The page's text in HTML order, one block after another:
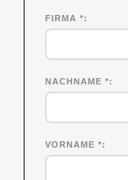
FIRMA*
NACHNAME*
VORNAME*